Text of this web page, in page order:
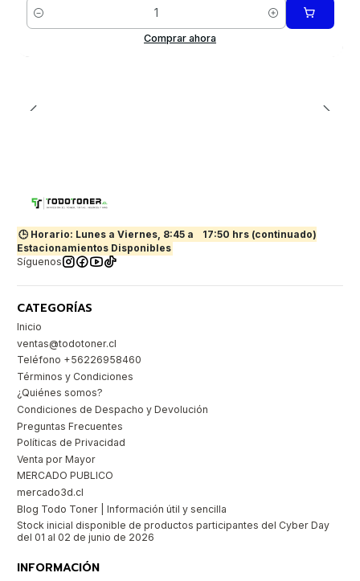
Cantidad
Comprar ahora
🕒 Horario: Lunes a Viernes, 8:45 a
17:50 hrs (continuado)
Estacionamientos Disponibles
Síguenos
CATEGORÍAS
Inicio
ventas@todotoner.cl
Teléfono +56226958460
Términos y Condiciones
¿Quiénes somos?
Condiciones de Despacho y Devolución
Preguntas Frecuentes
Políticas de Privacidad
Venta por Mayor
MERCADO PUBLICO
mercado3d.cl
Blog Todo Toner | Información útil y sencilla
Stock inicial disponible de productos participantes del Cyber Day
del 01 al 02 de junio de 2026
INFORMACIÓN